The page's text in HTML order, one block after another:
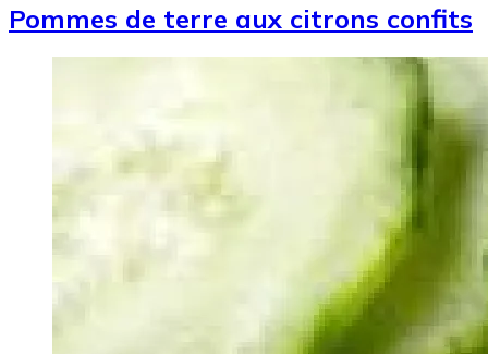
Pommes de terre aux citrons confits